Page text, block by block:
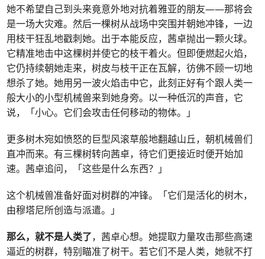
她不希望自己到头来竟意外地对抗着雅亚的朋友——那将会
是一场大灾难。然后一棵树从战场中突围并朝她冲锋，一边
用枝干狂乱地戳刺她。出于本能反应，茜卓抛出一颗火球。
它精准地击中这棵树并使它的枝干着火。但即便燃起火焰，
它仍持续朝她走来，树皮与枝干正在瓦解，彷佛不顾一切地
想杀了她。她用另一波火焰击中它，此刻正好有个跟人类一
般大小的小型机械兽来到她身旁。以一种低沉的声音，它
说，「小心。它们会攻击任何移动的物体。」
更多树木宛如愤怒的巨型风滚草般地翻越山丘，朝机械兽们
直冲而来。有三棵树转向茜卓，待它们更接近时便开始加
速。茜卓追问，「这些是什么东西？」
这个机械兽准备好面对树群的冲锋。「它们是活化的树木，
由穆塔尼所创造与派遣。」
那么，就不是人类了，茜卓心想。她提取力量攻击那些高速
逼近的树群，特别瞄准了树干。若它们不是人类，她就不打